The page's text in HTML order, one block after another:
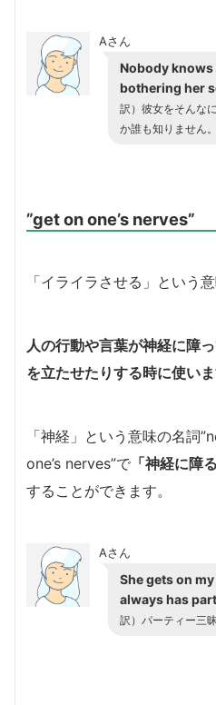
Aさん
Nobody knows
bothering her
訳） 彼女をそんな
か誰も知りません。
”get on one’s nerves”
「イライラさせる」という
人の行動や言葉が神経に障
を立たせたりする時に使いま
「神経」という意味の名詞
one’s nerves”で 「神経に障
することができます。
Aさん
She gets on
always has
訳） パーティー三